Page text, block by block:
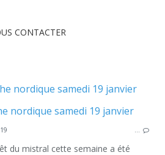
CONTACTER
nordique samedi 19 janvier
…
du mistral cette semaine a été